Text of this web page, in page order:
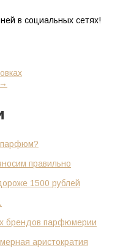
в социальных сетях!
→
парфюм?
правильно
1500 рублей
брендов парфюмерии
аристократия